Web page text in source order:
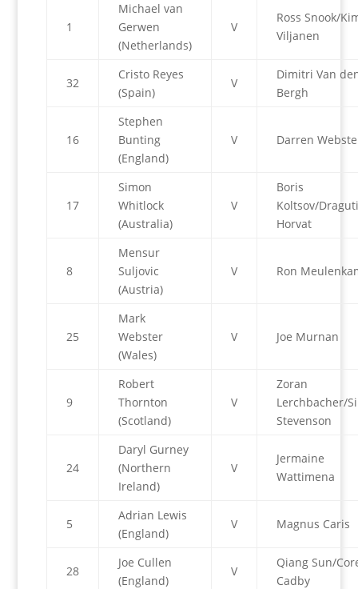
1
Michael van
Gerwen
(Netherlands)
V
Ross Snook/
Viljanen
32
Cristo Reyes
(Spain)
V
Dimitri Van
Bergh
16
Stephen
Bunting
(England)
V Darren
17
Simon
Whitlock
(Australia)
V
Boris
Koltsov/
Horvat
8
Mensur
Suljovic
(Austria)
V Ron
25
Mark
Webster
(Wales)
V Joe Murnan
9
Robert
Thornton
(Scotland)
V
Zoran
Lerchbacher/
Stevenson
24
Daryl Gurney
(Northern
Ireland)
V
Jermaine
Wattimena
5
Adrian Lewis
(England)
V Magnus Caris
28
Joe Cullen
(England)
V
Qiang Sun/
Cadby